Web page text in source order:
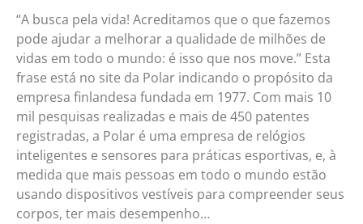
“A busca pela vida! Acreditamos que o que fazemos
pode ajudar a melhorar a qualidade de milhões de
vidas em todo o mundo: é isso que nos move.” Esta
frase está no site da Polar indicando o propósito da
empresa finlandesa fundada em 1977. Com mais 10
mil pesquisas realizadas e mais de 450 patentes
registradas, a Polar é uma empresa de relógios
inteligentes e sensores para práticas esportivas, e, à
medida que mais pessoas em todo o mundo estão
usando dispositivos vestíveis para compreender seus
corpos, ter mais desempenho…